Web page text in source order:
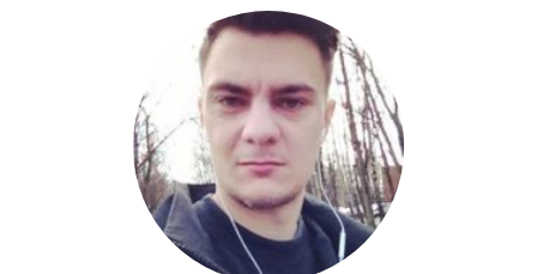
Преодоление трудностей и игровое расстройство
В качестве двух главных и наиболее привлекательных
составляющих киберспорта заместитель руководителя
департамента психологииНИУ ВШЭ Ирина Прусова
интерактивность и конкуренцию. Первая дает
общаться и сотрудничать с другими геймерами в
среде, соревновательный аспект выступает в качестве
механизма, с помощью которого геймеры могут
себя друг с другом. Александр Войскунский отмечает
качестве привлекательных факторов систему